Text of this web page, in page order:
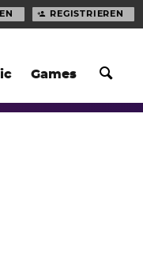
Games
REGISTRIEREN